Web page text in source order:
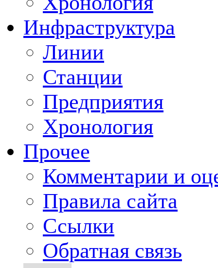
Инфраструктура
Линии
Станции
Предприятия
Хронология
Прочее
Комментарии и
Правила сайта
Ссылки
Обратная связь